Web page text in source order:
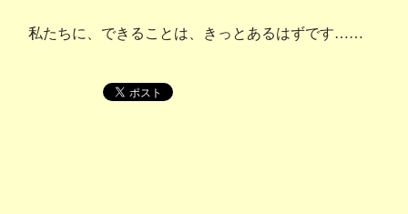
私たちに、できることは、きっとあるはずです……